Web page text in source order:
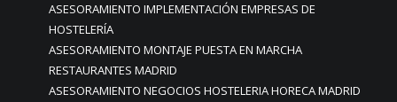
ASESORAMIENTO IMPLEMENTACIÓN EMPRESAS DE
HOSTELERÍA
ASESORAMIENTO MONTAJE PUESTA EN MARCHA
RESTAURANTES MADRID
ASESORAMIENTO NEGOCIOS HOSTELERIA HORECA MADRID